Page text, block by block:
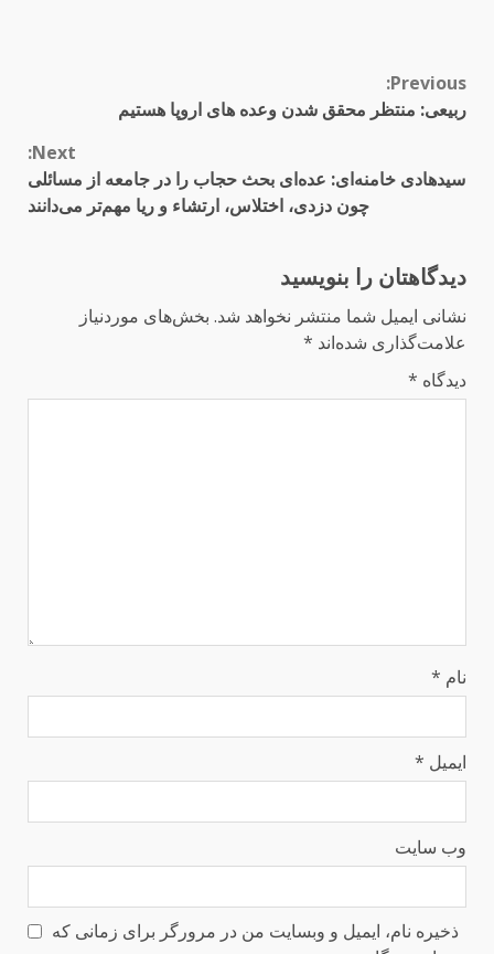
Continue
Reading
Previous:
ربیعی: منتظر محقق شدن وعده های اروپا هستیم
Next:
سیدهادی خامنه‌ای: عده‌ای بحث حجاب را در جامعه از مسائلی
چون دزدی، اختلاس، ارتشاء و ریا مهم‌تر می‌دانند
دیدگاهتان را بنویسید
نشانی ایمیل شما منتشر نخواهد شد. بخش‌های موردنیاز
علامت‌گذاری شده‌اند *
دیدگاه *
نام *
ایمیل *
وب‌ سایت
ذخیره نام، ایمیل و وبسایت من در مرورگر برای زمانی که